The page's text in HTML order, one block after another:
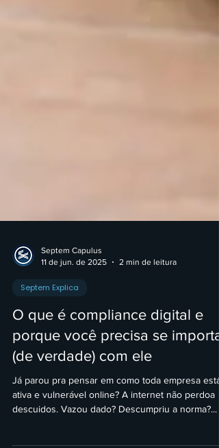
Septem Capulus
O que é compliance digital e
porque você precisa se importar
(de verdade) com ele
Já parou pra pensar em como toda empresa está
ativa e vulnerável online? A internet não perdoa